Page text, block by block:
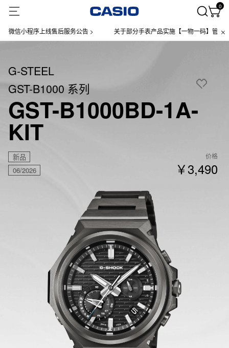
0
小程序上线售后服务公告 > 关于部分手表产品实施【一物一码】管理的公
G-STEEL
GST-B1000 系列
GST-B1000BD-1A-
KIT
新品
06/2026
价格
￥3,490